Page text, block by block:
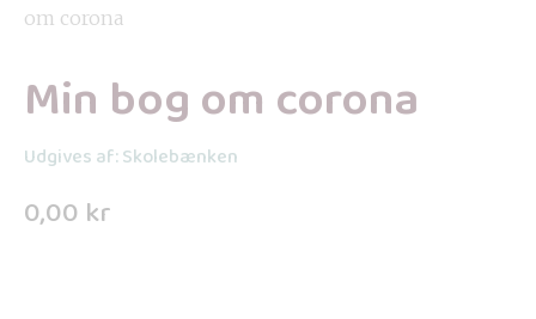
om corona
Min bog om corona
Udgives af: Skolebænken
0,00 kr